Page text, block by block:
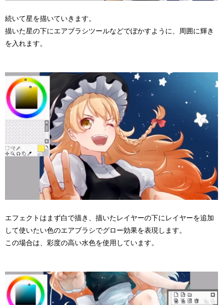
続いて星を描いていきます。
描いた星の下にエアブラシツールなどでぼかすように、周囲に輝き
を入れます。
エフェクトはまず白で描き、描いたレイヤーの下にレイヤーを追加
して使いたい色のエアブラシでグロー効果を表現します。
この場合は、彩度の高い水色を使用しています。